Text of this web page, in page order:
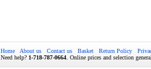
Home About us Contact us Basket Return Policy
Need help? 1-718-787-0664 . Online prices and selection